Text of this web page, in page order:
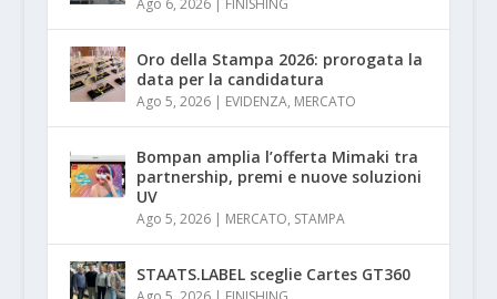
Oro della Stampa 2026: prorogata la
data per la candidatura
Ago 5, 2026| EVIDENZA, MERCATO
Bompan amplia l’offerta Mimaki tra
partnership, premi e nuove soluzioni
UV
Ago 5, 2026| MERCATO, STAMPA
STAATS.LABEL sceglie Cartes GT360